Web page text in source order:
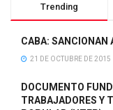
Trending
CABA: SANCIONAN
21 DE OCTUBRE DE 2015
DOCUMENTO
TRABAJADORES Y